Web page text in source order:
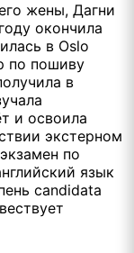
жены, Дагни
окончила
в Oslo
по пошиву
в
и освоила
экстерном
по
язык
candidata